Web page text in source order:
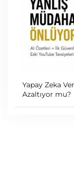
Yapay Zeka
Azaltıyor mu?